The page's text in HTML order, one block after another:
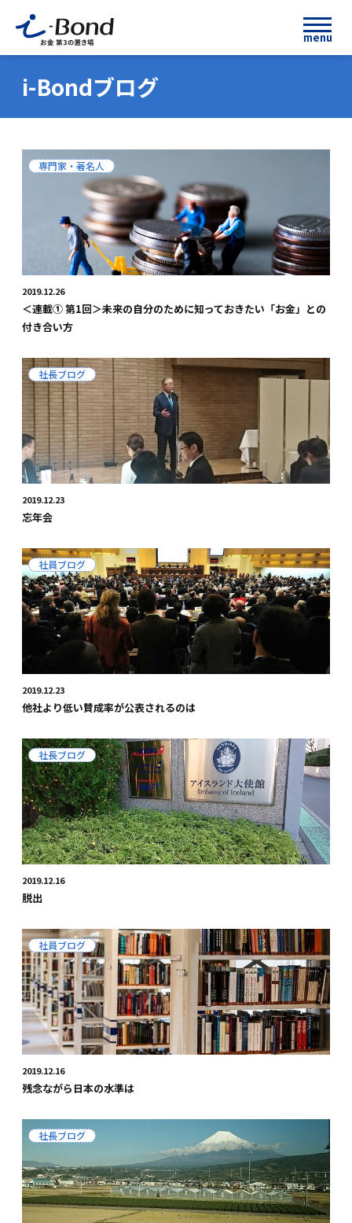
menu
i-Bondブログ
専門家・著名人
2019.12.26
＜連載① 第1回＞未来の自分のために知っておきたい「お金」との
付き合い方
社長ブログ
2019.12.23
忘年会
社員ブログ
2019.12.23
他社より低い賛成率が公表されるのは
社長ブログ
2019.12.16
脱出
社員ブログ
2019.12.16
残念ながら日本の水準は
社長ブログ